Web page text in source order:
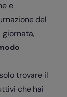
e
del
giornata,
trovare il
che hai